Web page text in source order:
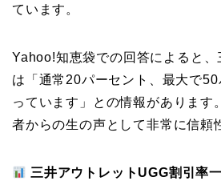
ています。
Yahoo!知恵袋での回答によると
は「通常20パーセント、最大で
っています」との情報があります
者からの生の声として非常に信頼
三井アウトレットUGG割引率